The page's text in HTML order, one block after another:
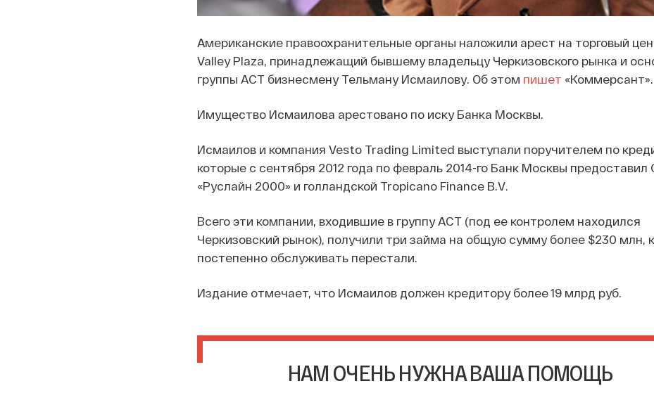
Американские правоохранительные органы наложили арест на торговый
Valley Plaza, принадлежащий бывшему владельцу Черкизовского рынка и
группы АСТ бизнесмену Тельману Исмаилову. Об этом пишет «Коммерсант».
Имущество Исмаилова арестовано по иску Банка Москвы.
Исмаилов и компания Vesto Trading Limited выступали поручителем по
которые с сентября 2012 года по февраль 2014-го Банк Москвы предоставил
«Руслайн 2000» и голландской Tropicano Finance B.V.
Всего эти компании, входившие в группу АСТ (под ее контролем находился
Черкизовский рынок), получили три займа на общую сумму более $230 млн,
постепенно обслуживать перестали.
Издание отмечает, что Исмаилов должен кредитору более 19 млрд руб.
НАМ ОЧЕНЬ НУЖНА ВАША ПОМОЩЬ